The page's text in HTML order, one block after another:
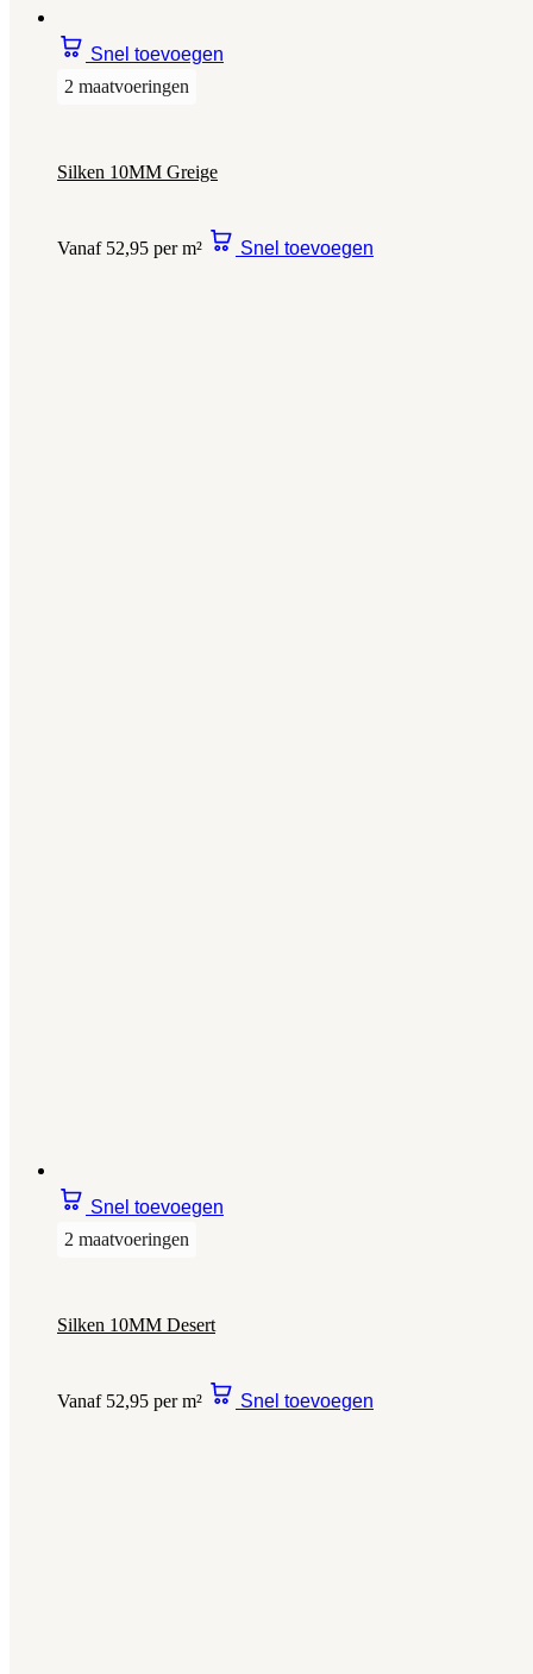
Snel toevoegen
2 maatvoeringen
Silken 10MM Greige
Vanaf 52,95 per m² Snel toevoegen
Snel toevoegen
2 maatvoeringen
Silken 10MM Desert
Vanaf 52,95 per m² Snel toevoegen